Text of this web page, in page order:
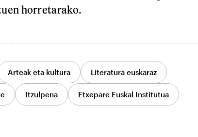
horretarako.
Arteak eta kultura Literatura euskaraz
Itzulpena Etxepare Euskal Institutua